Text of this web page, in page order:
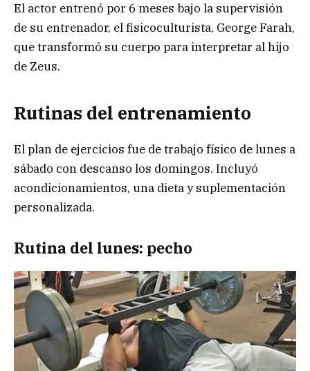
El actor entrenó por 6 meses bajo la supervisión
de su entrenador, el fisicoculturista, George Farah,
que transformó su cuerpo para interpretar al hijo
de Zeus.
Rutinas del entrenamiento
El plan de ejercicios fue de trabajo físico de lunes a
sábado con descanso los domingos. Incluyó
acondicionamientos, una dieta y suplementación
personalizada.
Rutina del lunes: pecho